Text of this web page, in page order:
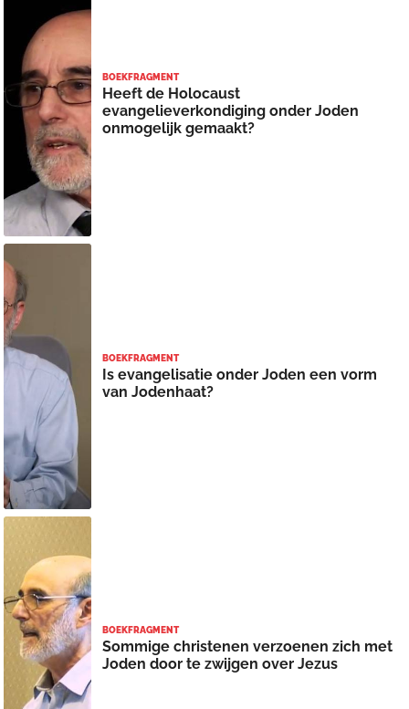
BOEKFRAGMENT
Heeft de Holocaust
evangelieverkondiging onder Joden
onmogelijk gemaakt?
BOEKFRAGMENT
Is evangelisatie onder Joden een vorm
van Jodenhaat?
BOEKFRAGMENT
Sommige christenen verzoenen zich met
Joden door te zwijgen over Jezus